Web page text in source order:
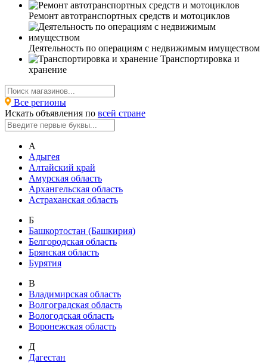
Ремонт автотранспортных средств и мотоциклов
Деятельность по операциям с недвижимым имуществом
Транспортировка и
хранение
Все регионы
Искать объявления по всей стране
А
Адыгея
Алтайский край
Амурская область
Архангельская область
Астраханская область
Б
Башкортостан (Башкирия)
Белгородская область
Брянская область
Бурятия
В
Владимирская область
Волгоградская область
Вологодская область
Воронежская область
Д
Дагестан